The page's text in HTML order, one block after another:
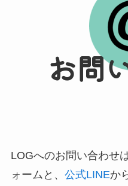
お問
LOGへのお問い合わせ
ォームと、 公式LINEか